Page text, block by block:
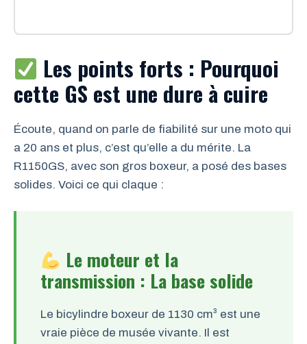
Les points forts : Pourquoi
cette GS est une dure à cuire
Écoute, quand on parle de fiabilité sur une moto qui
a 20 ans et plus, c’est qu’elle a du mérite. La
R1150GS, avec son gros boxeur, a posé des bases
solides. Voici ce qui claque :
Le moteur et la
transmission : La base solide
Le bicylindre boxeur de 1130 cm³ est une
vraie pièce de musée vivante. Il est